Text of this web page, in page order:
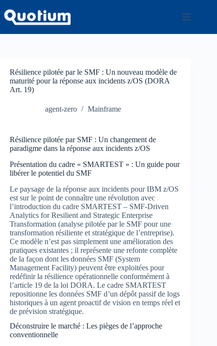
au
contenu
Résilience pilotée par le SMF : Un nouveau modèle de
maturité pour la réponse aux incidents z/OS (DORA
Art. 19)
agent-zero Mainframe
Résilience pilotée par SMF : Un changement de
paradigme dans la réponse aux incidents z/OS
Présentation du cadre « SMARTEST » : Un guide pour
libérer le potentiel du SMF
Le paysage de la réponse aux incidents pour IBM z/OS
est sur le point de connaître une révolution avec
l’introduction du cadre SMARTEST – SMF-Driven
Analytics for Resilient and Strategic Enterprise
Transformation (analyse pilotée par le SMF pour une
transformation résiliente et stratégique de l’entreprise).
Ce modèle n’est pas simplement une amélioration des
pratiques existantes ; il représente une refonte complète
de la façon dont les données SMF (System
Management Facility) peuvent être exploitées pour
redéfinir la résilience opérationnelle conformément à
l’article 19 de la loi DORA. Le cadre SMARTEST
repositionne les données SMF d’un dépôt passif de logs
historiques à un agent proactif de vision en temps réel et
de prévision stratégique.
Déconstruire le marché : Les pièges de l’approche
conventionnelle